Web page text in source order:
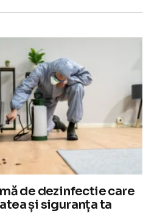
de dezinfectie care
și siguranța ta